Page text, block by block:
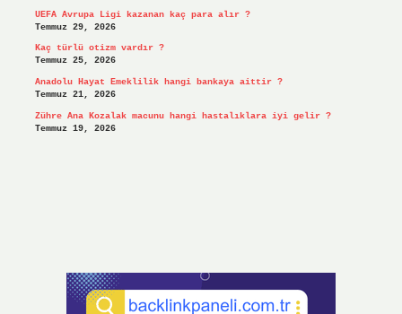
UEFA Avrupa Ligi kazanan kaç para alır ?
Temmuz 29, 2026
Kaç türlü otizm vardır ?
Temmuz 25, 2026
Anadolu Hayat Emeklilik hangi bankaya aittir ?
Temmuz 21, 2026
Zühre Ana Kozalak macunu hangi hastalıklara iyi gelir ?
Temmuz 19, 2026